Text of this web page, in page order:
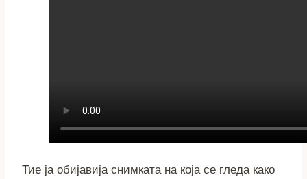
Тие ја обијавија снимката на која се гледа како